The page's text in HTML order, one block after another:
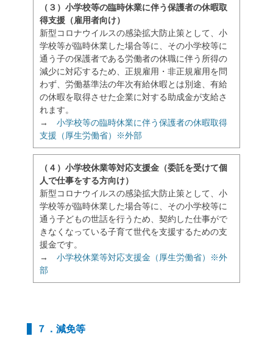
（３）小学校等の臨時休業に伴う保護者の休暇取
得支援（雇用者向け）
新型コロナウイルスの感染拡大防止策として、小
学校等が臨時休業した場合等に、その小学校等に
通う子の保護者である労働者の休職に伴う所得の
減少に対応するため、正規雇用・非正規雇用を問
わず、労働基準法の年次有給休暇とは別途、有給
の休暇を取得させた企業に対する助成金が支給さ
れます。
→ 小学校等の臨時休業に伴う保護者の休暇取得
支援（厚生労働省）※外部
（４）小学校休業等対応支援金（委託を受けて個
人で仕事をする方向け）
新型コロナウイルスの感染拡大防止策として、小
学校等が臨時休業した場合等に、その小学校等に
通う子どもの世話を行うため、契約した仕事がで
きなくなっている子育て世代を支援するための支
援金です。
→ 小学校休業等対応支援金（厚生労働省）※外
部
７．減免等